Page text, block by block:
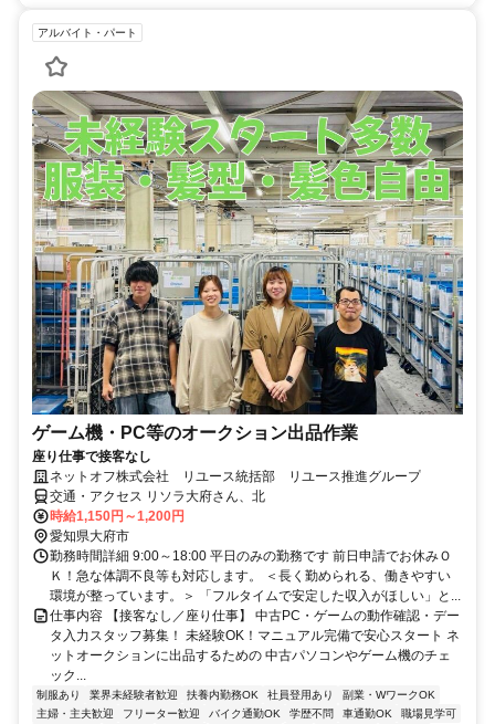
アルバイト・パート
ゲーム機・PC等のオークション出品作業
座り仕事で接客なし
ネットオフ株式会社 リユース統括部 リユース推進グループ
交通・アクセス リソラ大府さん、北
時給1,150円～1,200円
愛知県大府市
勤務時間詳細 9:00～18:00 平日のみの勤務です 前日申請でお休みＯ
Ｋ！急な体調不良等も対応します。 ＜長く勤められる、働きやすい
環境が整っています。＞ 「フルタイムで安定した収入がほしい」と...
仕事内容 【接客なし／座り仕事】 中古PC・ゲームの動作確認・デー
タ入力スタッフ募集！ 未経験OK！マニュアル完備で安心スタート ネ
ットオークションに出品するための 中古パソコンやゲーム機のチェ
ック...
制服あり 業界未経験者歓迎 扶養内勤務OK 社員登用あり
副業・WワークOK
主婦・主夫歓迎
フリーター歓迎 バイク通勤OK 学歴不問 車通勤OK
職場見学可